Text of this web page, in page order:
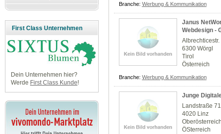
First Class Unternehmen
Dein Unternehmen hier?
Werde First Class Kunde!
Branche: Werbung & Kommunikation
Janus
Webdesign -
Albrechticestr.
6300 Wörgl
Tirol
Österreich
Branche: Werbung & Kommunikation
Junge
Landstraße
4020 Linz
ÖSterreich